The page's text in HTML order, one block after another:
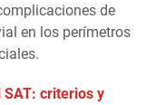
de
en los perímetros
criterios y